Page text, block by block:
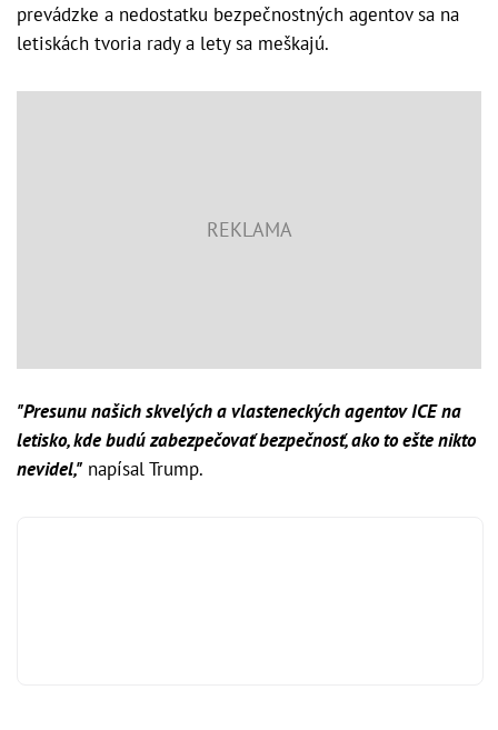
prevádzke a nedostatku bezpečnostných agentov sa na
letiskách tvoria rady a lety sa meškajú.
"Presunu našich skvelých a vlasteneckých agentov ICE na
letisko, kde budú zabezpečovať bezpečnosť, ako to ešte nikto
nevidel," napísal Trump.